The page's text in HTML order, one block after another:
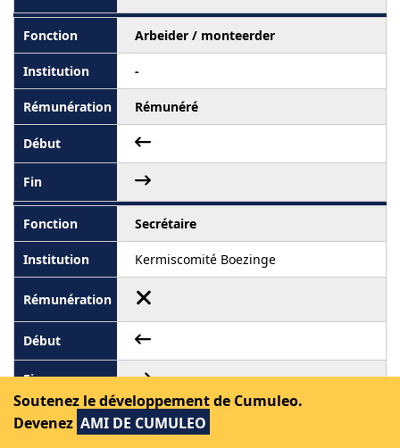
Arbeider / monteerder
-
Rémunéré
Secrétaire
Kermiscomité Boezinge
Membre du conseil d'administration
Soutenez le développement de Cumuleo.
Devenez AMI DE CUMULEO